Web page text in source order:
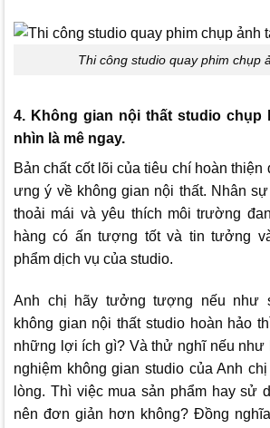
Thi công studio quay phim chụp
4. Không gian nội thất studio chụp
nhìn là mê ngay.
Bản chất cốt lõi của tiêu chí hoàn thiện
ưng ý về không gian nội thất. Nhân
thoải mái và yêu thích môi trường
hàng có ấn tượng tốt và tin tưởng
phẩm dịch vụ của studio.
Anh chị hãy tưởng tượng nếu như
không gian nội thất studio hoàn hảo
những lợi ích gì? Và thử nghĩ nếu như
nghiệm không gian studio của Anh
lòng. Thì việc mua sản phẩm hay sử
nên đơn giản hơn không? Đồng